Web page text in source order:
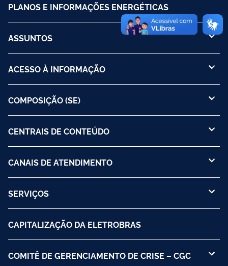
PLANOS E INFORMAÇÕES ENERGÉTICAS
ASSUNTOS
ACESSO À INFORMAÇÃO
COMPOSIÇÃO (SE)
CENTRAIS DE CONTEÚDO
CANAIS DE ATENDIMENTO
SERVIÇOS
CAPITALIZAÇÃO DA ELETROBRAS
COMITÊ DE GERENCIAMENTO DE CRISE – CGC